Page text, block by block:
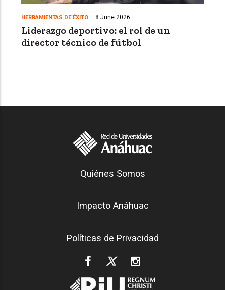
HERRAMIENTAS DE ÉXITO 8 June 2026
Liderazgo deportivo: el rol de un
director técnico de fútbol
Generación Anáhuac
Quiénes Somos
Impacto Anáhuac
Políticas de Privacidad